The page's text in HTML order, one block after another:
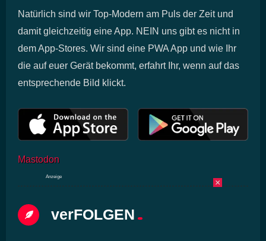
Natürlich sind wir Top-Modern am Puls der Zeit und
damit gleichzeitig eine App. NEIN uns gibt es nicht in
dem App-Stores. Wir sind eine PWA App und wie Ihr
die auf euer Gerät bekommt, erfahrt Ihr, wenn auf das
entsprechende Bild klickt.
Mastodon
verFOLGEN
Anzeige
×